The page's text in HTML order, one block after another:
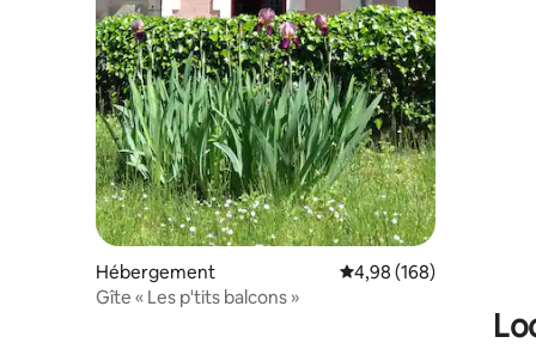
Hébergement Évaluation moyenne
4,98 (168)
Gîte « Les p'tits balcons »